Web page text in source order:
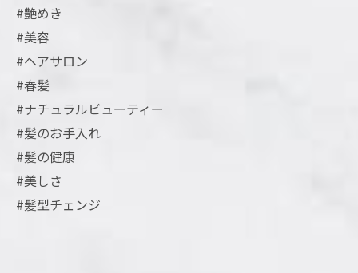
#艶めき
#美容
#ヘアサロン
#春髪
#ナチュラルビューティー
#髪のお手入れ
#髪の健康
#美しさ
#髪型チェンジ